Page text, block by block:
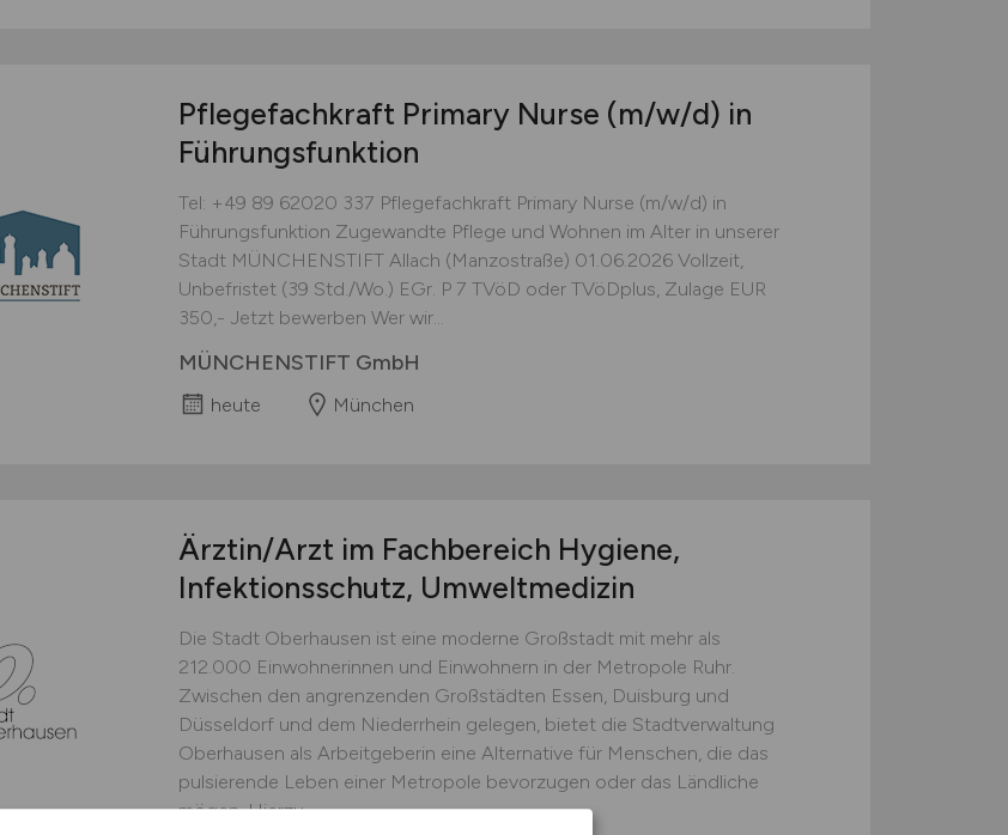
Pflegefachkraft Primary Nurse (m/w/d) in
Führungsfunktion
Tel: +49 89 62020 337 Pflegefachkraft Primary Nurse (m/w/d) in
Führungsfunktion Zugewandte Pflege und Wohnen im Alter in unserer
Stadt MÜNCHENSTIFT Allach (Manzostraße) 01.06.2026 Vollzeit,
Unbefristet (39 Std./Wo.) EGr. P 7 TVöD oder TVöDplus, Zulage EUR
350,- Jetzt bewerben Wer wir...
MÜNCHENSTIFT GmbH
heute München
Ärztin/Arzt im Fachbereich Hygiene,
Infektionsschutz, Umweltmedizin
Die Stadt Oberhausen ist eine moderne Großstadt mit mehr als
212.000 Einwohnerinnen und Einwohnern in der Metropole Ruhr.
Zwischen den angrenzenden Großstädten Essen, Duisburg und
Düsseldorf und dem Niederrhein gelegen, bietet die Stadtverwaltung
Oberhausen als Arbeitgeberin eine Alternative für Menschen, die das
pulsierende Leben einer Metropole bevorzugen oder das Ländliche
mögen. Hierzu...